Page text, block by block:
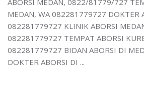
MEDAN, WA 082281779727 DOKTER
082281779727 KLINIK ABORSI
082281779727 TEMPAT ABORSI
082281779727 BIDAN ABORSI DI
DOKTER ABORSI DI ...
| WA 082281779727 | | LOKASI
| | ABORSI AMAN DI MEDAN
082281
| WA 082281779727| | BIDAN
| | TEMPAT ABORSI DI MEDAN
| | 0822-8177-9727 KLINIK ABORSI